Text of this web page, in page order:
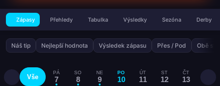
Zápasy Přehledy Tabulka Výsledky Sezóna Derby
Náš tip Nejlepší hodnota Výsledek zápasu Přes / Pod Obě
Vše
PÁ
7
SO
8
NE
9
PO
10
ÚT
11
ST
12
ČT
13